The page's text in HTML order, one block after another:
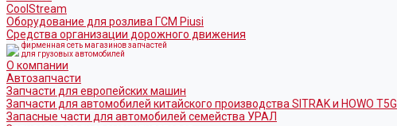
CoolStream
Оборудование для розлива ГСМ Piusi
Средства организации дорожного движения
фирменная сеть магазинов запчастей
для грузовых автомобилей
О компании
Автозапчасти
Запчасти для европейских машин
Запчасти для автомобилей китайского производства SITRAK и HOWO T5G
Запасные части для автомобилей семейства УРАЛ